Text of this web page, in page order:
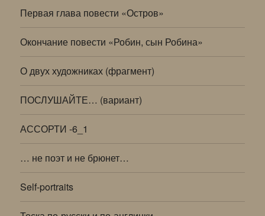
Первая глава повести «Остров»
Окончание повести «Робин, сын Робина»
О двух художниках (фрагмент)
ПОСЛУШАЙТЕ… (вариант)
АССОРТИ -6_1
… не поэт и не брюнет…
Self-portraits